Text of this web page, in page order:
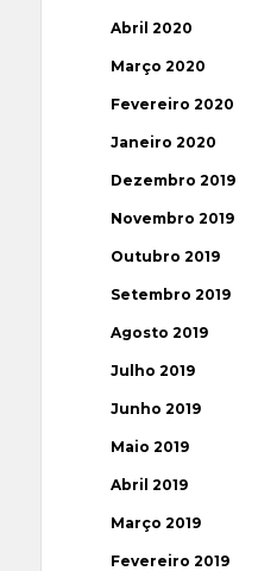
Abril 2020
Março 2020
Fevereiro 2020
Janeiro 2020
Dezembro 2019
Novembro 2019
Outubro 2019
Setembro 2019
Agosto 2019
Julho 2019
Junho 2019
Maio 2019
Abril 2019
Março 2019
Fevereiro 2019